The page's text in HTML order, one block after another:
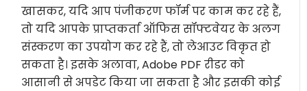
खासकर, यदि आप पंजीकरण फॉर्म पर काम कर रहे हैं,
तो यदि आपके प्राप्तकर्ता ऑफिस सॉफ्टवेयर के अलग
संस्करण का उपयोग कर रहे हैं, तो लेआउट विकृत हो
सकता है। इसके अलावा, Adobe PDF रीडर को
आसानी से अपडेट किया जा सकता है और इसकी कोई